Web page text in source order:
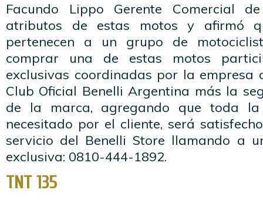
Facundo Lippo Gerente Comercial
atributos de estas motos y afirmó
pertenecen a un grupo de
comprar una de estas motos
exclusivas coordinadas por la empresa
Club Oficial Benelli Argentina más la
de la marca, agregando que toda
necesitado por el cliente, será
servicio del Benelli Store llamando a
exclusiva: 0810-444-1892.
TNT 135